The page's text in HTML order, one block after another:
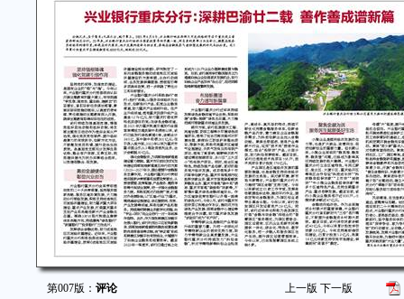
第007版： 评论 上一版 下一版